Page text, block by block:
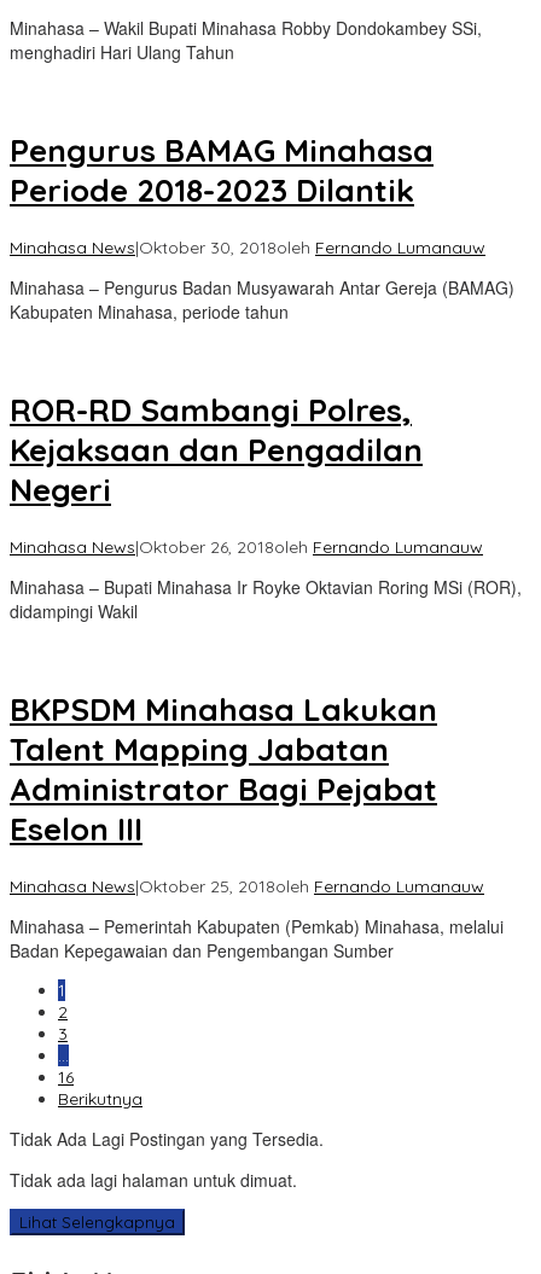
Minahasa – Wakil Bupati Minahasa Robby Dondokambey SSi,
menghadiri Hari Ulang Tahun
Pengurus BAMAG Minahasa
Periode 2018-2023 Dilantik
Minahasa News|Oktober 30, 2018oleh Fernando Lumanauw
Minahasa – Pengurus Badan Musyawarah Antar Gereja (BAMAG)
Kabupaten Minahasa, periode tahun
ROR-RD Sambangi Polres,
Kejaksaan dan Pengadilan
Negeri
Minahasa News|Oktober 26, 2018oleh Fernando Lumanauw
Minahasa – Bupati Minahasa Ir Royke Oktavian Roring MSi (ROR),
didampingi Wakil
BKPSDM Minahasa Lakukan
Talent Mapping Jabatan
Administrator Bagi Pejabat
Eselon III
Minahasa News|Oktober 25, 2018oleh Fernando Lumanauw
Minahasa – Pemerintah Kabupaten (Pemkab) Minahasa, melalui
Badan Kepegawaian dan Pengembangan Sumber
1
2
3
…
16
Berikutnya
Tidak Ada Lagi Postingan yang Tersedia.
Tidak ada lagi halaman untuk dimuat.
Lihat Selengkapnya